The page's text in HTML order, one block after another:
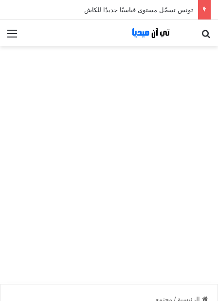
تونس تسجّل مستوى قياسيًا جديدًا للكاش
الرئيسية / مجتمع